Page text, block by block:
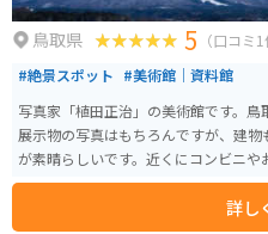
鳥取県 5 （口コミ1
#絶景スポット #美術館｜資料館
写真家「植田正治」の美術館です。鳥
展示物の写真はもちろんですが、建
が素晴らしいです。近くにコンビニ
めです。
詳し